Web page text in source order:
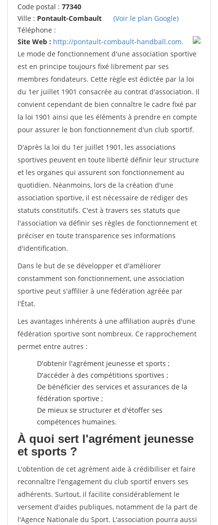
Code postal : 77340
Ville : Pontault-Combault
(Voir le plan Google)
Téléphone :
Site Web : http://pontault-combault-handball.com.
Le mode de fonctionnement d'une association sportive
est en principe toujours fixé librement par ses
membres fondateurs. Cette règle est édictée par la loi
du 1er juillet 1901 consacrée au contrat d'association. Il
convient cependant de bien connaître le cadre fixé par
la loi 1901 ainsi que les éléments à prendre en compte
pour assurer le bon fonctionnement d'un club sportif.
D'après la loi du 1er juillet 1901, les associations
sportives peuvent en toute liberté définir leur structure
et les organes qui assurent son fonctionnement au
quotidien. Néanmoins, lors de la création d'une
association sportive, il est nécessaire de rédiger des
statuts constitutifs. C'est à travers ses statuts que
l'association va définir ses règles de fonctionnement et
préciser en toute transparence ses informations
d'identification.
Dans le but de se développer et d'améliorer
constamment son fonctionnement, une association
sportive peut s'affilier à une fédération agréée par
l'État.
Les avantages inhérents à une affiliation auprès d'une
fédération sportive sont nombreux. Ce rapprochement
permet entre autres :
D'obtenir l'agrément jeunesse et sports ;
D'accéder à des compétitions sportives ;
De bénéficier des services et assurances de la
fédération sportive ;
De mieux se structurer et d'étoffer ses
compétences humaines.
À quoi sert l'agrément jeunesse
et sports ?
L'obtention de cet agrément aide à crédibiliser et faire
reconnaître l'engagement du club sportif envers ses
adhérents. Surtout, il facilite considérablement le
versement d'aides publiques, notamment de la part de
l'Agence Nationale du Sport. L'association pourra aussi